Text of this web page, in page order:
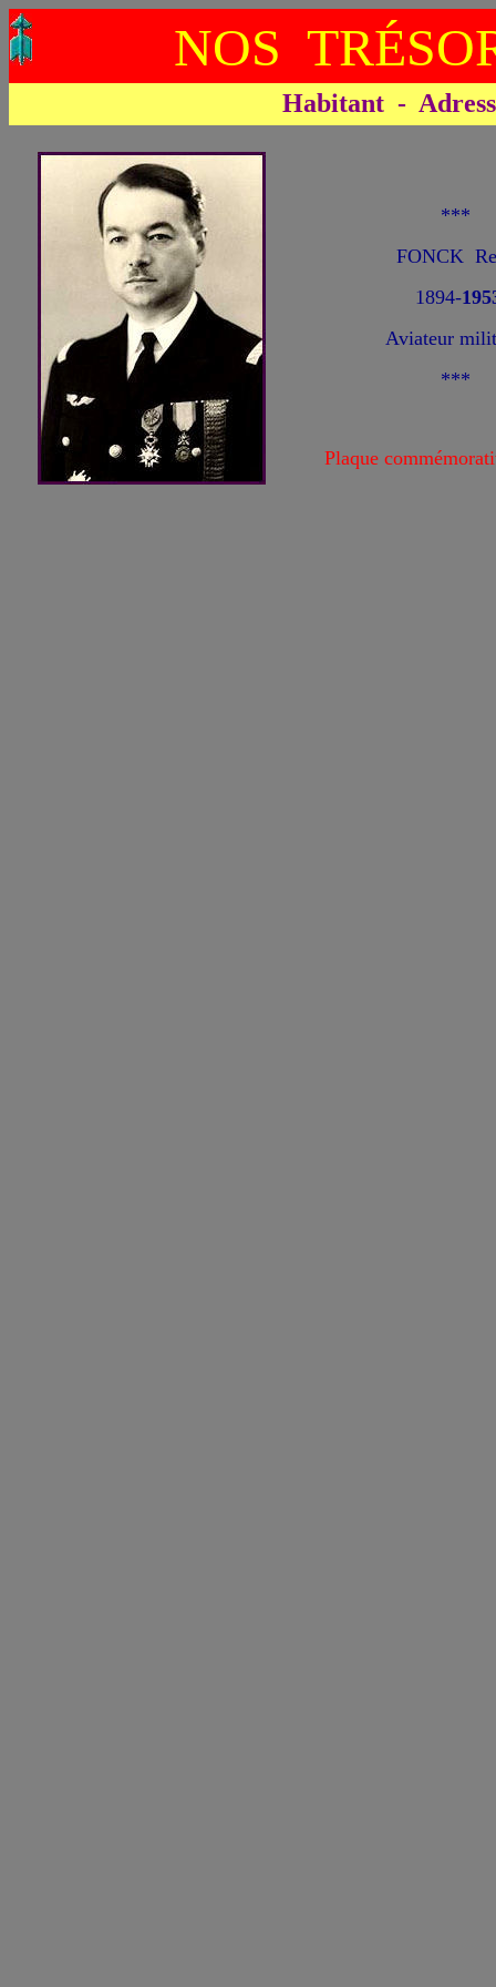
NOS
Habitant -
***
FONCK
1894-
Aviateur
***
Plaque